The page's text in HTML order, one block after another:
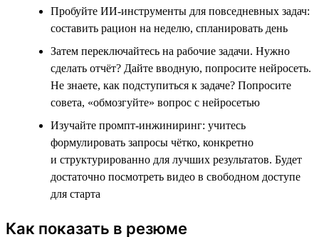
Пробуйте ИИ-инструменты для повседневных задач:
составить рацион на неделю, спланировать день
Затем переключайтесь на рабочие задачи. Нужно
сделать отчёт? Дайте вводную, попросите нейросеть.
Не знаете, как подступиться к задаче? Попросите
совета, «обмозгуйте» вопрос с нейросетью
Изучайте промпт-инжиниринг: учитесь
формулировать запросы чётко, конкретно
и структурированно для лучших результатов. Будет
достаточно посмотреть видео в свободном доступе
для старта
Как показать в резюме